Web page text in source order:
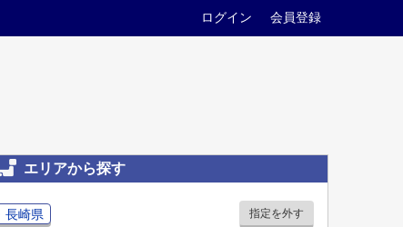
ログイン 会員登録
エリアから探す
長崎県 指定を外す